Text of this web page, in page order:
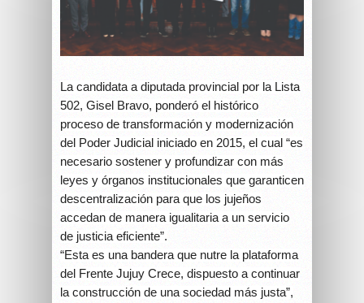
La candidata a diputada provincial por la Lista
502, Gisel Bravo, ponderó el histórico
proceso de transformación y modernización
del Poder Judicial iniciado en 2015, el cual “es
necesario sostener y profundizar con más
leyes y órganos institucionales que garanticen
descentralización para que los jujeños
accedan de manera igualitaria a un servicio
de justicia eficiente”.
“Esta es una bandera que nutre la plataforma
del Frente Jujuy Crece, dispuesto a continuar
la construcción de una sociedad más justa”,